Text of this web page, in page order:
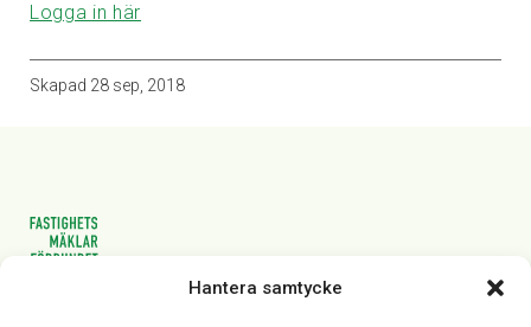
Hantera samtycke
Logga in här
Skapad 28 sep, 2018
Vasagatan 28, 111 20 Stockholm